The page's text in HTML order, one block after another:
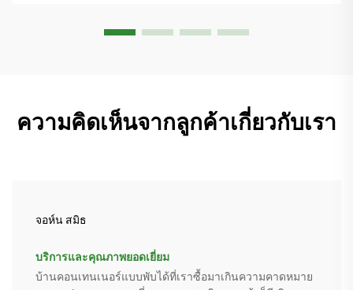
ความคิดเห็นจากลูกค้าเกี่ยวกับเรา
จอห์น สมิธ
บริการและคุณภาพยอดเยี่ยม
บ้านคอนเทนเนอร์แบบพับได้ที่เราซื้อมาเกินความคาดหมาย